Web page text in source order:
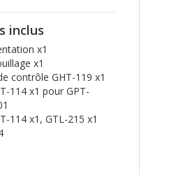
inclus
x1
x1
contrôle GHT-119 x1
114 x1 pour GPT-
114 x1, GTL-215 x1